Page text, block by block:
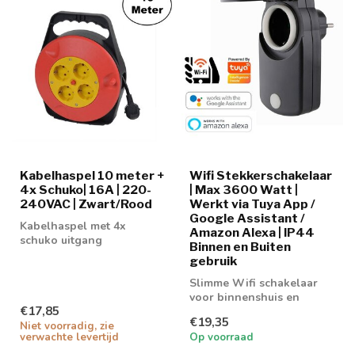
Kabelhaspel 10 meter +
4x Schuko| 16A | 220-
240VAC | Zwart/Rood
Kabelhaspel met 4x
schuko uitgang
€17,85
Niet voorradig, zie
verwachte levertijd
Wifi Stekkerschakelaar
| Max 3600 Watt |
Werkt via Tuya App /
Google Assistant /
Amazon Alexa | IP44
Binnen en Buiten
gebruik
Slimme Wifi schakelaar
voor binnenshuis en
€19,35
Op voorraad